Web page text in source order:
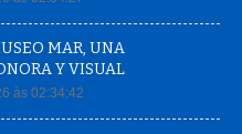
MAR, UNA
Y VISUAL
às 02:34:42